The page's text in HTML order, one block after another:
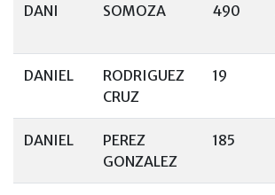
DANI SOMOZA 490
DANIEL
RODRIGUEZ
CRUZ
19
DANIEL
PEREZ
GONZALEZ
185